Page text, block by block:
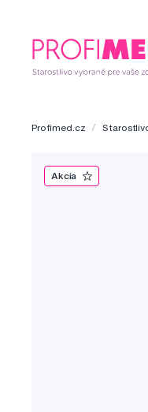
Profimed.cz
Akcia